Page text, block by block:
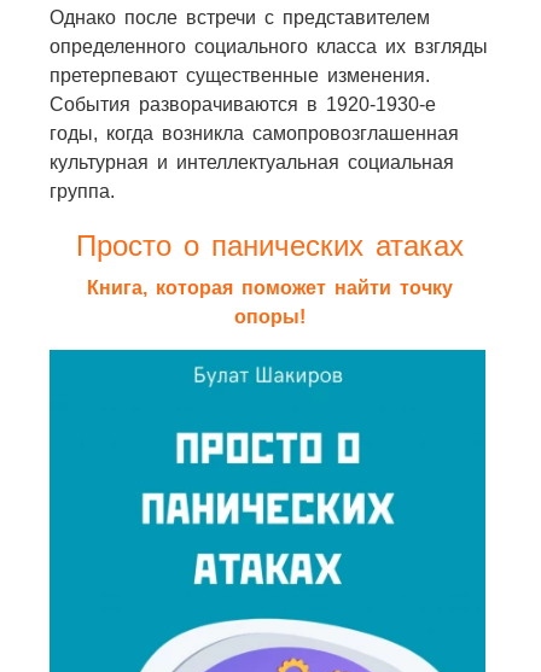
Однако после встречи с представителем
определенного социального класса их взгляды
претерпевают существенные изменения.
События разворачиваются в 1920-1930-е
годы, когда возникла самопровозглашенная
культурная и интеллектуальная социальная
группа.
Просто о панических атаках
Книга, которая поможет найти точку
опоры!